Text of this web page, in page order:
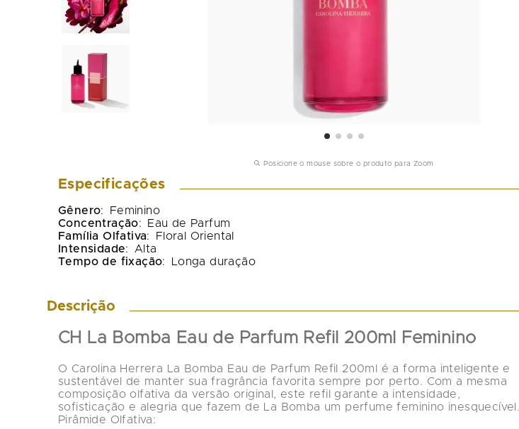
Posicione o mouse sobre o produto para Zoom
Especificações
Gênero:
Feminino
Concentração:
Eau de Parfum
Família Olfativa:
Floral Oriental
Intensidade:
Alta
Tempo de fixação: Longa duração
Descrição
CH La Bomba Eau de Parfum Refil 200ml Feminino
O Carolina Herrera La Bomba Eau de Parfum Refil 200ml
é a forma inteligente e
sustentável de manter sua fragrância favorita sempre por perto. Com a mesma
composição olfativa da versão original , este refil garante a intensidade,
sofisticação e alegria que fazem de
La Bomba um perfume feminino inesquecível.
Pirâmide Olfativa: